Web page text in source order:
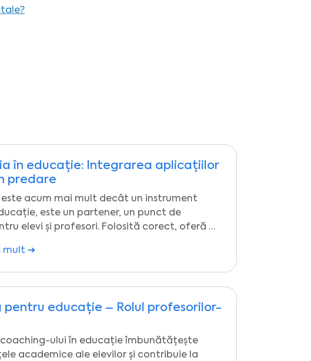
în educație: Integrarea aplicațiilor
predare
este acum mai mult decât un instrument
este un partener, un punct de
elevi și profesori. Folosită corect, oferă …
mult ➜
pentru educație – Rolul profesorilor-
ului în educație îmbunătățește
academice ale elevilor și contribuie la